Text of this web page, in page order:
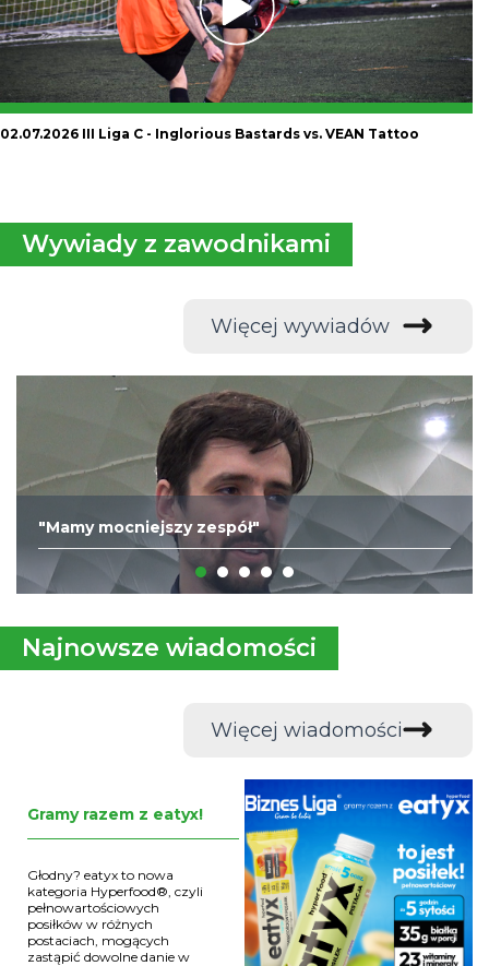
02.07.2026 III Liga C - Inglorious Bastards vs. VEAN Tattoo
Wywiady z zawodnikami
Więcej wywiadów
"Mamy mocniejszy zespół"
Najnowsze wiadomości
Więcej wiadomości
Gramy razem z eatyx!
Głodny? eatyx to nowa
kategoria Hyperfood®, czyli
pełnowartościowych
posiłków w różnych
postaciach, mogących
zastąpić dowolne danie w